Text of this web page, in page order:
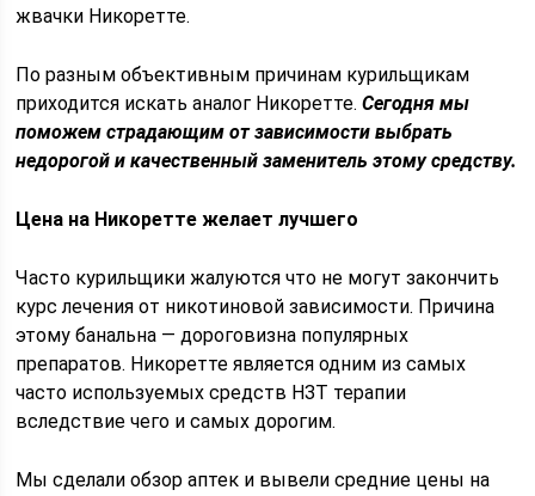
жвачки Никоретте.
По разным объективным причинам курильщикам
приходится искать аналог Никоретте.Сегодня мы
поможем страдающим от зависимости выбрать
недорогой и качественный заменитель этому средству.
Цена на Никоретте желает лучшего
Часто курильщики жалуются что не могут закончить
курс лечения от никотиновой зависимости. Причина
этому банальна — дороговизна популярных
препаратов. Никоретте является одним из самых
часто используемых средств НЗТ терапии
вследствие чего и самых дорогим.
Мы сделали обзор аптек и вывели средние цены на